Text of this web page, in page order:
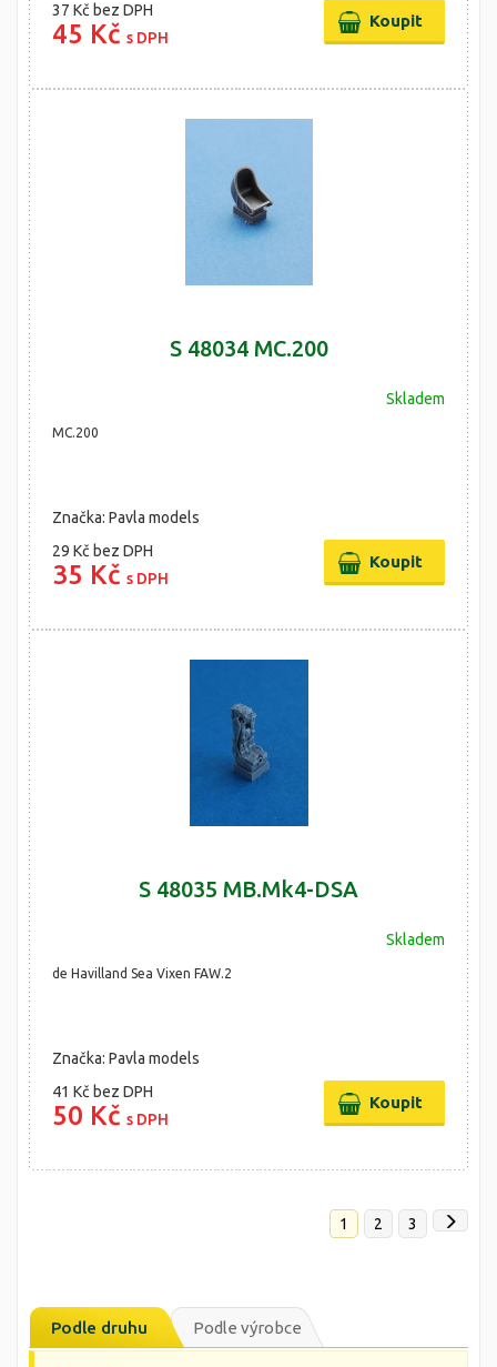
37 Kč bez DPH
45 Kč s DPH
S 48034 MC.200
Skladem
MC.200
Značka: Pavla models
29 Kč bez DPH
35 Kč s DPH
S 48035 MB.Mk4-DSA
Skladem
de Havilland Sea Vixen FAW.2
Značka: Pavla models
41 Kč bez DPH
50 Kč s DPH
1 2 3
Podle druhu Podle výrobce